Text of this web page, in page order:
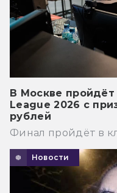
В Москве
League 2026 с
рублей
Финал пройдёт в
Новости